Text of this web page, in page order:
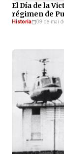
El Día de la
régimen de
Historia 09 de mai